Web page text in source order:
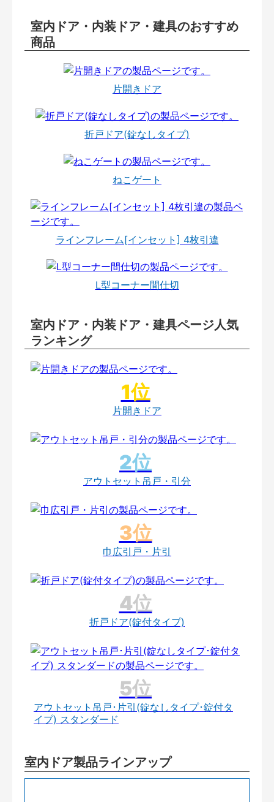
室内ドア・内装ドア・建具のおすすめ
商品
片開きドア
折戸ドア(錠なしタイプ)
ねこゲート
ラインフレーム[インセット] 4枚引違
L型コーナー間仕切
室内ドア・内装ドア・建具ページ人気
ランキング
片開きドア
アウトセット吊戸・引分
巾広引戸・片引
折戸ドア(錠付タイプ)
アウトセット吊戸･片引(錠なしタイプ･錠付タ
イプ) スタンダード
室内ドア製品ラインアップ